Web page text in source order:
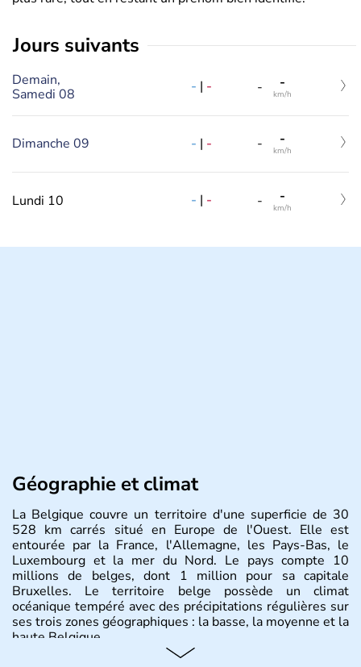
jours suivants
Demain,
Samedi 08
- | - - -
km/h
Dimanche 09 - | - - -
km/h
Lundi 10 - | - - -
km/h
Géographie et climat
La Belgique couvre un territoire d'une superficie de 30
528 km carrés situé en Europe de l'Ouest. Elle est
entourée par la France, l'Allemagne, les Pays-Bas, le
Luxembourg et la mer du Nord. Le pays compte 10
millions de belges, dont 1 million pour sa capitale
Bruxelles. Le territoire belge possède un climat
océanique tempéré avec des précipitations régulières sur
ses trois zones géographiques : la basse, la moyenne et la
haute Belgique.